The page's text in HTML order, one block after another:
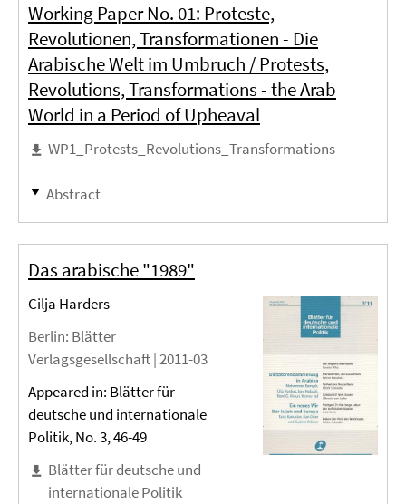
Working Paper No. 01: Proteste,
Revolutionen, Transformationen - Die
Arabische Welt im Umbruch / Protests,
Revolutions, Transformations - the Arab
World in a Period of Upheaval
WP1_Protests_Revolutions_Transformations
Abstract
Das arabische "1989"
Cilja Harders
Berlin: Blätter
Verlagsgesellschaft |2011-03
Appeared in: Blätter für
deutsche und internationale
Politik, No. 3, 46-49
Blätter für deutsche und
internationale Politik